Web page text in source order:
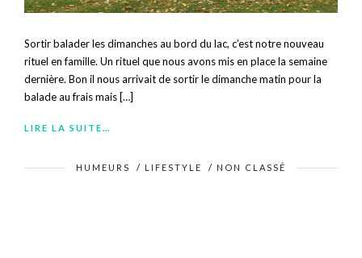
Sortir balader les dimanches au bord du lac, c’est notre nouveau
rituel en famille. Un rituel que nous avons mis en place la semaine
dernière. Bon il nous arrivait de sortir le dimanche matin pour la
balade au frais mais […]
LIRE LA SUITE…
HUMEURS / LIFESTYLE / NON CLASSÉ